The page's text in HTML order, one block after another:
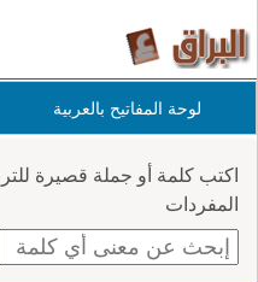
لوحة المفاتيح بالعربية
اكتب كلمة أو جملة قصيرة
المفردات